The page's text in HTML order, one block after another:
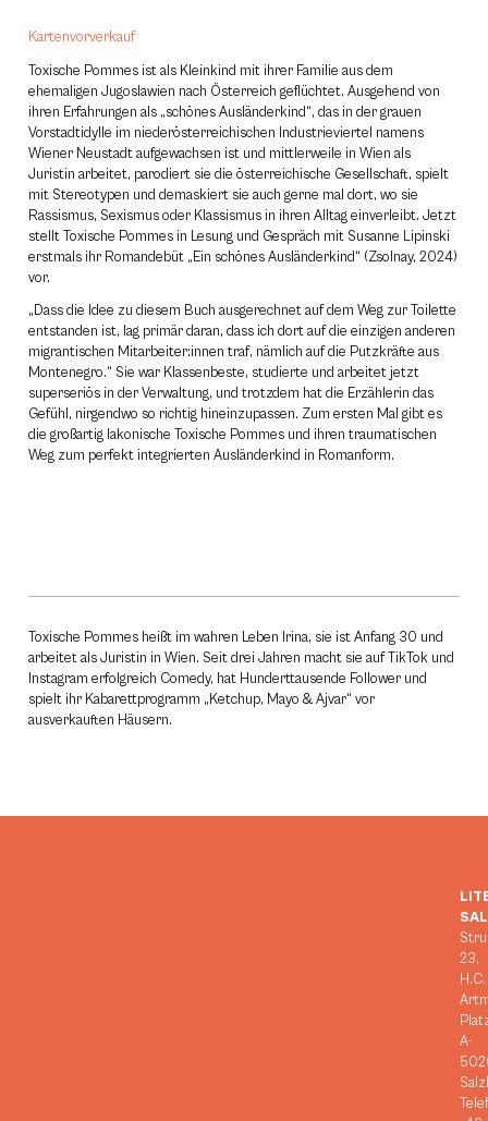
Kartenvorverkauf
Toxische Pommes ist als Kleinkind mit ihrer Familie aus dem
ehemaligen Jugoslawien nach Österreich geflüchtet. Ausgehend von
ihren Erfahrungen als „schönes Ausländerkind“, das in der grauen
Vorstadtidylle im niederösterreichischen Industrieviertel namens
Wiener Neustadt aufgewachsen ist und mittlerweile in Wien als
Juristin arbeitet, parodiert sie die österreichische Gesellschaft, spielt
mit Stereotypen und demaskiert sie auch gerne mal dort, wo sie
Rassismus, Sexismus oder Klassismus in ihren Alltag einverleibt. Jetzt
stellt Toxische Pommes in Lesung und Gespräch mit Susanne Lipinski
erstmals ihr Romandebüt „Ein schönes Ausländerkind“ (Zsolnay, 2024)
vor.
„Dass die Idee zu diesem Buch ausgerechnet auf dem Weg zur Toilette
entstanden ist, lag primär daran, dass ich dort auf die einzigen anderen
migrantischen Mitarbeiter:innen traf, nämlich auf die Putzkräfte aus
Montenegro.“ Sie war Klassenbeste, studierte und arbeitet jetzt
superseriös in der Verwaltung, und trotzdem hat die Erzählerin das
Gefühl, nirgendwo so richtig hineinzupassen. Zum ersten Mal gibt es
die großartig lakonische Toxische Pommes und ihren traumatischen
Weg zum perfekt integrierten Ausländerkind in Romanform.
Toxische Pommes heißt im wahren Leben Irina, sie ist Anfang 30 und
arbeitet als Juristin in Wien. Seit drei Jahren macht sie auf TikTok und
Instagram erfolgreich Comedy, hat Hunderttausende Follower und
spielt ihr Kabarettprogramm „Ketchup, Mayo & ­Ajvar“ vor
ausverkauften Häusern.
23,
H.C.
A-